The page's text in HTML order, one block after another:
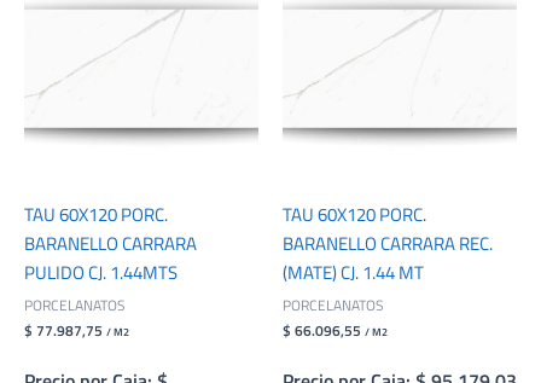
TAU 60X120 PORC.
BARANELLO CARRARA
PULIDO CJ. 1.44MTS
PORCELANATOS
$ 77.987,75 / M2
TAU 60X120 PORC.
BARANELLO CARRARA REC.
(MATE) CJ. 1.44 MT
PORCELANATOS
$ 66.096,55 / M2